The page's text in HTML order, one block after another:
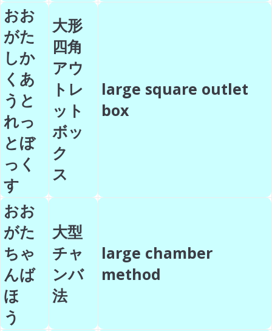
おお
がた
しか
くあ
うと
れっ
とぼ
っく
す
大形
四角
アウ
トレ
ット
ボッ
ク
ス
large square outlet
box
おお
がた
ちゃ
んば
ほ
う
大型
チャ
ンバ
法
large chamber
method